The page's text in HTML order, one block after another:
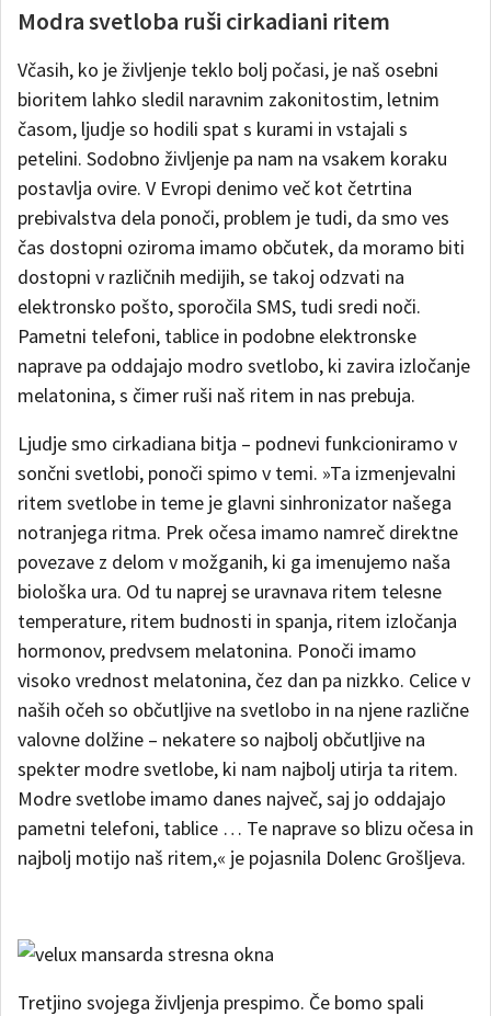
Modra svetloba ruši cirkadiani ritem
Včasih, ko je življenje teklo bolj počasi, je naš osebni
bioritem lahko sledil naravnim zakonitostim, letnim
časom, ljudje so hodili spat s kurami in vstajali s
petelini. Sodobno življenje pa nam na vsakem koraku
postavlja ovire. V Evropi denimo več kot četrtina
prebivalstva dela ponoči, problem je tudi, da smo ves
čas dostopni oziroma imamo občutek, da moramo biti
dostopni v različnih medijih, se takoj odzvati na
elektronsko pošto, sporočila SMS, tudi sredi noči.
Pametni telefoni, tablice in podobne elektronske
naprave pa oddajajo modro svetlobo, ki zavira izločanje
melatonina, s čimer ruši naš ritem in nas prebuja.
Ljudje smo cirkadiana bitja – podnevi funkcioniramo v
sončni svetlobi, ponoči spimo v temi. »Ta izmenjevalni
ritem svetlobe in teme je glavni sinhronizator našega
notranjega ritma. Prek očesa imamo namreč direktne
povezave z delom v možganih, ki ga imenujemo naša
biološka ura. Od tu naprej se uravnava ritem telesne
temperature, ritem budnosti in spanja, ritem izločanja
hormonov, predvsem melatonina. Ponoči imamo
visoko vrednost melatonina, čez dan pa nizkko. Celice v
naših očeh so občutljive na svetlobo in na njene različne
valovne dolžine – nekatere so najbolj občutljive na
spekter modre svetlobe, ki nam najbolj utirja ta ritem.
Modre svetlobe imamo danes največ, saj jo oddajajo
pametni telefoni, tablice … Te naprave so blizu očesa in
najbolj motijo naš ritem,« je pojasnila Dolenc Grošljeva.
Tretjino svojega življenja prespimo. Če bomo spali